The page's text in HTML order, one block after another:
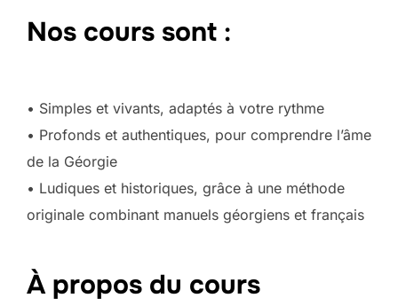
Nos cours sont :
• Simples et vivants, adaptés à votre rythme
• Profonds et authentiques, pour comprendre l’âme
de la Géorgie
• Ludiques et historiques, grâce à une méthode
originale combinant manuels géorgiens et français
À propos du cours